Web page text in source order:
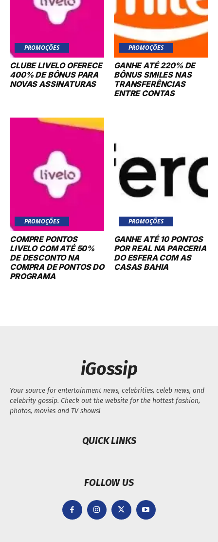
PROMOÇÕES
CLUBE LIVELO OFERECE
400% DE BÔNUS PARA
NOVAS ASSINATURAS
PROMOÇÕES
GANHE ATÉ 220% DE
BÔNUS SMILES NAS
TRANSFERÊNCIAS
ENTRE CONTAS
PROMOÇÕES
COMPRE PONTOS
LIVELO COM ATÉ 50%
DE DESCONTO NA
COMPRA DE PONTOS DO
PROGRAMA
PROMOÇÕES
GANHE ATÉ 10 PONTOS
POR REAL NA PARCERIA
DO ESFERA COM AS
CASAS BAHIA
iGossip
Your source for entertainment news, celebrities, celeb news, and
celebrity gossip. Check out the website for the hottest fashion,
photos, movies and TV shows!
QUICK LINKS
FOLLOW US